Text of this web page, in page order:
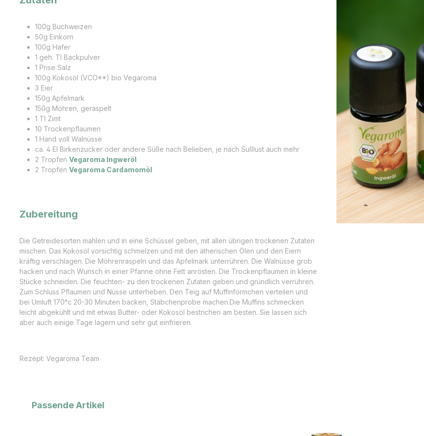
100g Buchweizen
50g Einkorn
100g Hafer
1 geh. Tl Backpulver
1 Prise Salz
100g Kokosöl (VCO**) bio Vegaroma
3 Eier
150g Apfelmark
150g Möhren, geraspelt
1 Tl Zimt
10 Trockenpflaumen
1 Hand voll Walnüsse
ca. 4 El Birkenzucker oder andere Süße nach Belieben, je nach Süßlust auch mehr
2 Tropfen Vegaroma Ingweröl
2 Tropfen Vegaroma Cardamomöl
Zubereitung
Die Getreidesorten mahlen und in eine Schüssel geben, mit allen übrigen trockenen Zutaten
mischen. Das Kokosöl vorsichtig schmelzen und mit den ätherischen Ölen und den Eiern
kräftig verschlagen. Die Möhrenraspeln und das Apfelmark unterrühren. Die Walnüsse grob
hacken und nach Wunsch in einer Pfanne ohne Fett anrösten. Die Trockenpflaumen in kleine
Stücke schneiden. Die feuchten- zu den trockenen Zutaten geben und gründlich verrühren.
Zum Schluss Pflaumen und Nüsse unterheben. Den Teig auf Muffinförmchen verteilen und
bei Umluft 170°c 20-30 Minuten backen, Stäbchenprobe machen.Die Muffins schmecken
leicht abgekühlt und mit etwas Butter- oder Kokosöl bestrichen am besten. Sie lassen sich
aber auch einige Tage lagern und sehr gut einfrieren.
Rezept: Vegaroma Team
Produktgalerie überspringen
Passende Artikel